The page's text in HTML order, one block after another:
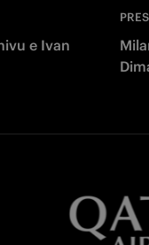
e Ivan